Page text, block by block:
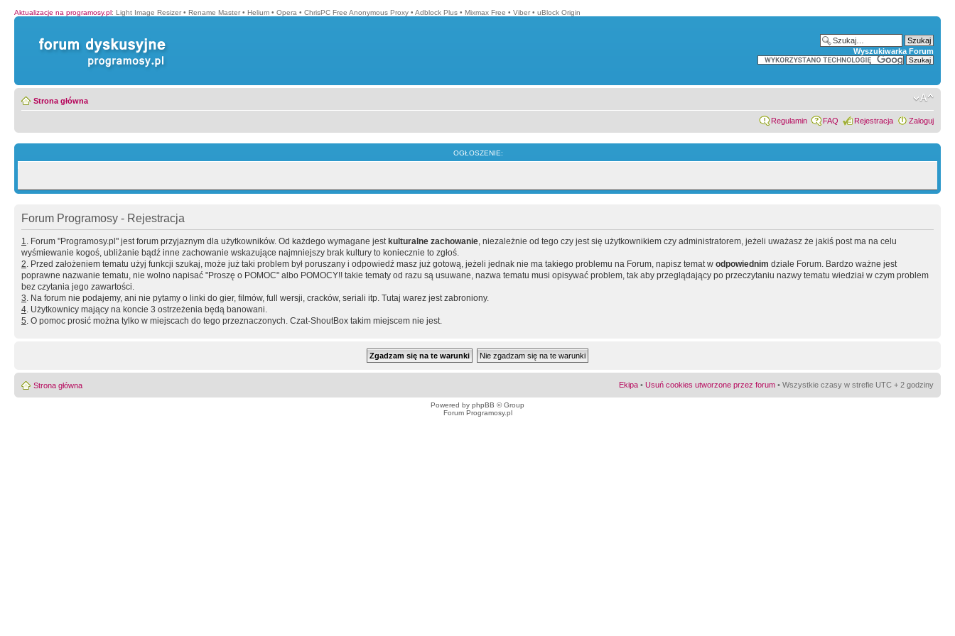
Aktualizacje na programosy.pl: Light Image Resizer • Rename Master • Helium • Opera • ChrisPC Free Anonymous Proxy • Adblock Plus • Mixmax Free • Viber • uBlock Origin
Wyszukiwarka Forum
Strona główna
Regulamin FAQ Rejestracja Zaloguj
OGŁOSZENIE:
Forum Programosy - Rejestracja
1. Forum "Programosy.pl" jest forum przyjaznym dla użytkowników. Od każdego wymagane jest kulturalne zachowanie, niezależnie od tego czy jest się użytkownikiem czy administratorem, jeżeli uważasz że jakiś post ma na celu
wyśmiewanie kogoś, ubliżanie bądź inne zachowanie wskazujące najmniejszy brak kultury to koniecznie to zgłoś.
2. Przed założeniem tematu użyj funkcji szukaj, może już taki problem był poruszany i odpowiedź masz już gotową, jeżeli jednak nie ma takiego problemu na Forum, napisz temat w odpowiednim dziale Forum. Bardzo ważne jest
poprawne nazwanie tematu, nie wolno napisać "Proszę o POMOC" albo POMOCY!! takie tematy od razu są usuwane, nazwa tematu musi opisywać problem, tak aby przeglądający po przeczytaniu nazwy tematu wiedział w czym problem
bez czytania jego zawartości.
3. Na forum nie podajemy, ani nie pytamy o linki do gier, filmów, full wersji, cracków, seriali itp. Tutaj warez jest zabroniony.
4. Użytkownicy mający na koncie 3 ostrzeżenia będą banowani.
5. O pomoc prosić można tylko w miejscach do tego przeznaczonych. Czat-ShoutBox takim miejscem nie jest.
Strona główna Ekipa • Usuń cookies utworzone przez forum • Wszystkie czasy w strefie UTC + 2 godziny
Powered by phpBB © Group
Forum Programosy.pl